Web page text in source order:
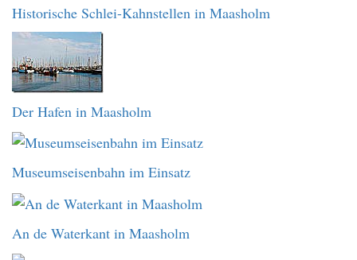
Historische Schlei-Kahnstellen in Maasholm
Der Hafen in Maasholm
Museumseisenbahn im Einsatz
An de Waterkant in Maasholm